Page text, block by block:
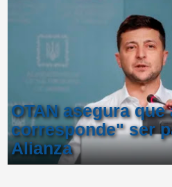
OTAN asegura
corresponde" ser
Alianza